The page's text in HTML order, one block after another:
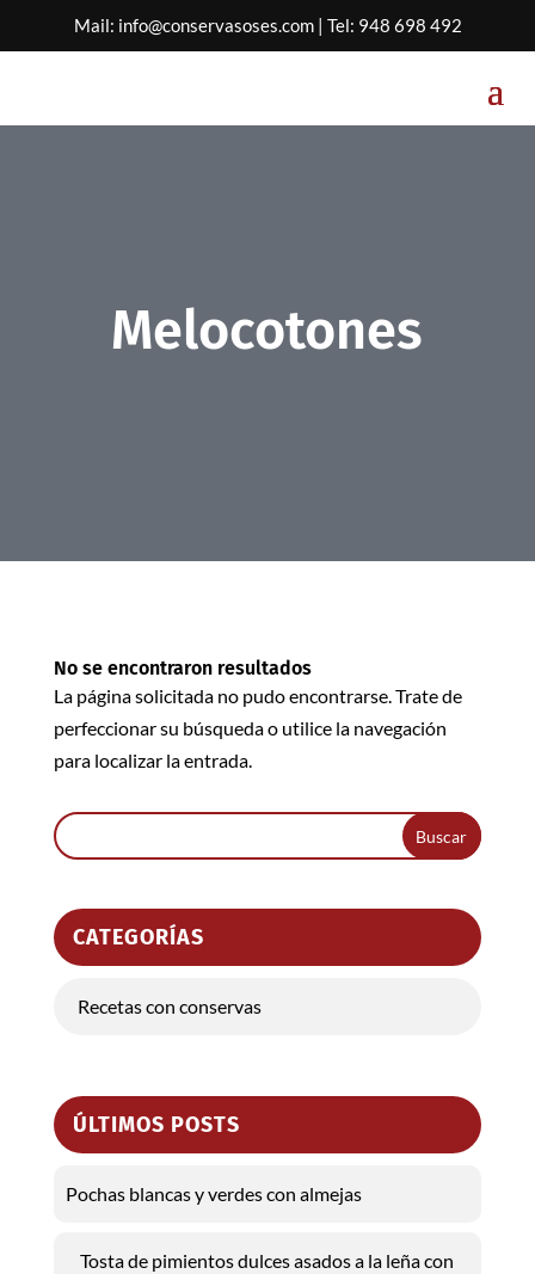
Mail: info@conservasoses.com| Tel: 948 698 492
Melocotones
No se encontraron resultados
La página solicitada no pudo encontrarse. Trate de
perfeccionar su búsqueda o utilice la navegación
para localizar la entrada.
CATEGORÍAS
Recetas con conservas
ÚLTIMOS POSTS
Pochas blancas y verdes con almejas
Tosta de pimientos dulces asados a la leña con